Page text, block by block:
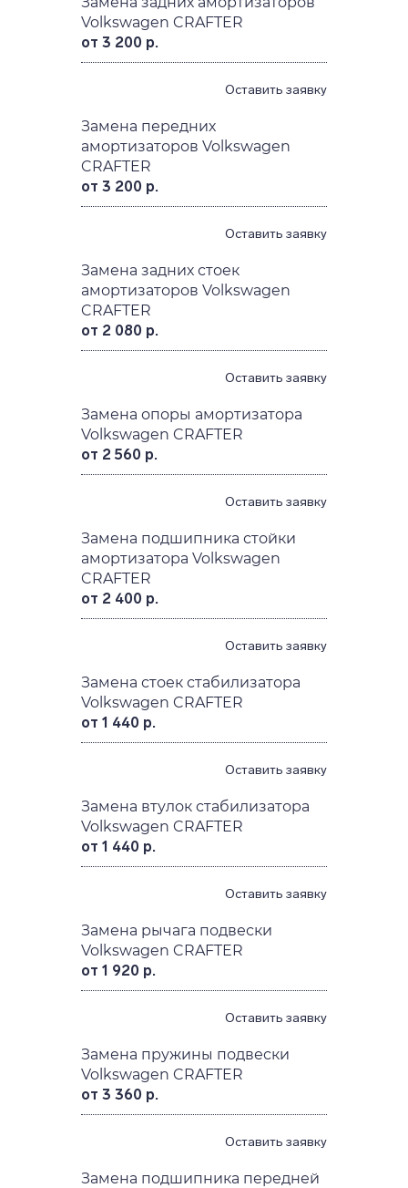
Volkswagen CRAFTER
от 3 200 р.
Оставить заявку
Замена передних
амортизаторов Volkswagen
CRAFTER
от 3 200 р.
Оставить заявку
Замена задних стоек
амортизаторов Volkswagen
CRAFTER
от 2 080 р.
Оставить заявку
Замена опоры амортизатора
Volkswagen CRAFTER
от 2 560 р.
Оставить заявку
Замена подшипника стойки
амортизатора Volkswagen
CRAFTER
от 2 400 р.
Оставить заявку
Замена стоек стабилизатора
Volkswagen CRAFTER
от 1 440 р.
Оставить заявку
Замена втулок стабилизатора
Volkswagen CRAFTER
от 1 440 р.
Оставить заявку
Замена рычага подвески
Volkswagen CRAFTER
от 1 920 р.
Оставить заявку
Замена пружины подвески
Volkswagen CRAFTER
от 3 360 р.
Оставить заявку
Замена подшипника передней